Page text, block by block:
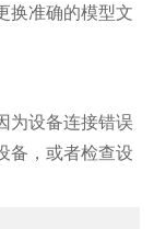
换准确的模型文
为设备连接错误
备，或者检查设